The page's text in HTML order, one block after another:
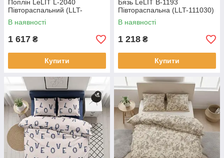
Поплін LeLIT L-2040
Півтораспальний (LLT-
111007)
В наявності
1 617 ₴
Купити
Бязь LeLIT B-1193
Півтораспальна (LLT-111030)
В наявності
1 218 ₴
Купити